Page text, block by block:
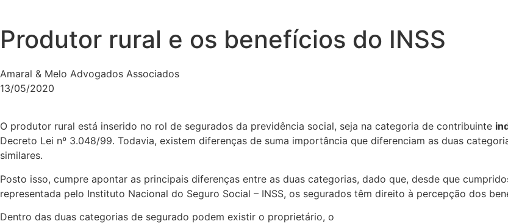
Produtor rural e os benefícios do INSS
Amaral & Melo Advogados Associados
13/05/2020
O produtor rural está inserido no rol de segurados da previdência social, seja na categoria de contribuinte
Decreto Lei nº 3.048/99. Todavia, existem diferenças de suma importância que diferenciam as duas
similares.
Posto isso, cumpre apontar as principais diferenças entre as duas categorias, dado que, desde que
representada pelo Instituto Nacional do Seguro Social – INSS, os segurados têm direito à percepção dos
Dentro das duas categorias de segurado podem existir o proprietário, o